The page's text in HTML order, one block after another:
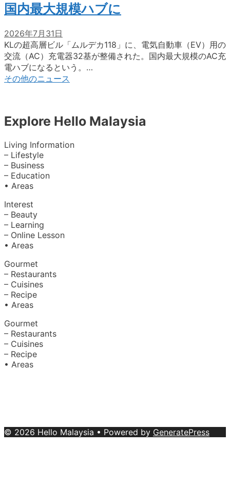
国内最大規模ハブに
2026年7月31日
KLの超高層ビル「ムルデカ118」に、電気自動車（EV）用の
交流（AC）充電器32基が整備された。国内最大規模のAC充
電ハブになるという。…
その他のニュース
Explore Hello Malaysia
Living Information
– Lifestyle
– Business
– Education
• Areas
Interest
– Beauty
– Learning
– Online Lesson
• Areas
Gourmet
– Restaurants
– Cuisines
– Recipe
• Areas
Gourmet
– Restaurants
– Cuisines
– Recipe
• Areas
© 2026 Hello Malaysia • Powered by GeneratePress